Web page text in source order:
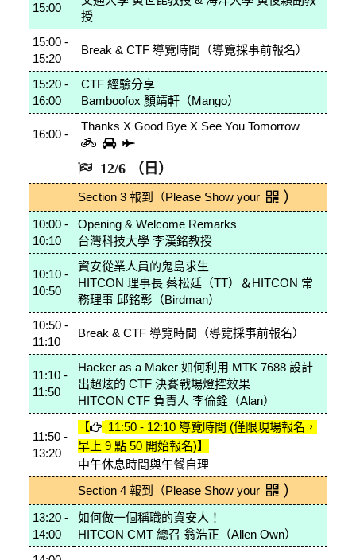
15:00
授
15:00 -
15:20
Break & CTF 導覽時間（導覽採事前報名）
15:20 -
16:00
CTF 經驗分享
Bamboofox 顏靖軒（Mango）
16:00 -
Thanks X Good Bye X See You Tomorrow
12/6 （日）
Section 3 報到（Please Show your ）
10:00 -
10:10
Opening & Welcome Remarks
台灣科技大學 李漢銘教授
10:10 -
10:50
資安從業人員的鬼島求生
HITCON 理事長 蔡松廷（TT）＆HITCON 常
務理事 邱銘彰（Birdman）
10:50 -
11:10
Break & CTF 導覽時間（導覽採事前報名）
11:10 -
11:50
Hacker as a Maker 如何利用 MTK 7688 設計
出超炫的 CTF 決賽戰場燈控效果
HITCON CTF 負責人 李倫銓（Alan）
11:50 -
13:20
【 11:50 - 12:10 導覽時間 (僅限現場報名，
早上 9 點 50 開始報名)】
中午休息時間與午餐自理
Section 4 報到（Please Show your ）
13:20 -
14:00
如何做一個稱職的資安人！
HITCON CMT 總召 翁浩正（Allen Own）